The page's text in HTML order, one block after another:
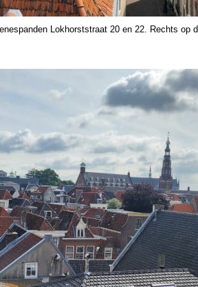
Lokhorststraat 20 en 22. Rechts